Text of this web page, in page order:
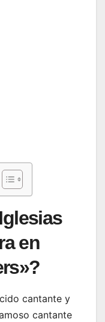
en
cantante y
cantante